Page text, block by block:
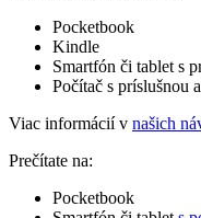
Pocketbook
Kindle
Smartfón či tablet s
Počítač s príslušnou
Viac informácií v našich
Prečítate na:
Pocketbook